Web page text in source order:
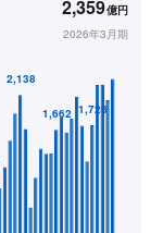
2,359億円
2026年3月期